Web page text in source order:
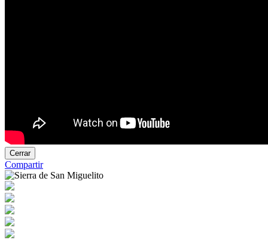
Cerrar
Compartir